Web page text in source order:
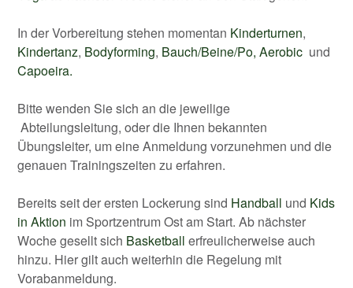
In der Vorbereitung stehen momentan Kinderturnen,
Kindertanz, Bodyforming, Bauch/Beine/Po, Aerobic und
Capoeira.
Bitte wenden Sie sich an die jeweilige
Abteilungsleitung, oder die Ihnen bekannten
Übungsleiter, um eine Anmeldung vorzunehmen und die
genauen Trainingszeiten zu erfahren.
Bereits seit der ersten Lockerung sind Handball und Kids
in Aktion im Sportzentrum Ost am Start. Ab nächster
Woche gesellt sich Basketball erfreulicherweise auch
hinzu. Hier gilt auch weiterhin die Regelung mit
Vorabanmeldung.